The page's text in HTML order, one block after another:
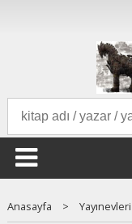
Anasayfa > Yayınevleri